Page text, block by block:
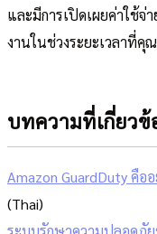
และมีการเปิดเผยค่าใช้
งานในช่วงระยะเวลาที่คุ
บทความที่เกี่ยวข้
Amazon GuardDuty คือ
(Thai)